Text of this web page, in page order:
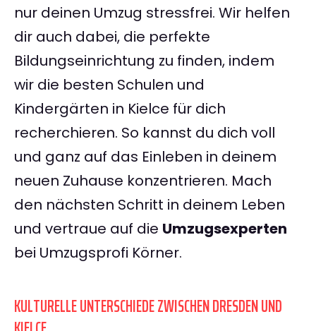
nur deinen Umzug stressfrei. Wir helfen
dir auch dabei, die perfekte
Bildungseinrichtung zu finden, indem
wir die besten Schulen und
Kindergärten in Kielce für dich
recherchieren. So kannst du dich voll
und ganz auf das Einleben in deinem
neuen Zuhause konzentrieren. Mach
den nächsten Schritt in deinem Leben
und vertraue auf die Umzugsexperten
bei Umzugsprofi Körner.
KULTURELLE UNTERSCHIEDE ZWISCHEN DRESDEN UND